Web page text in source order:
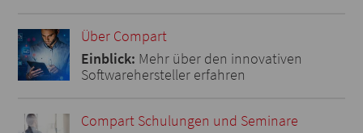
Über Compart
Einblick: Mehr über den innovativen
Softwarehersteller erfahren
Compart Schulungen und Seminare